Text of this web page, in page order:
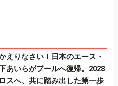
えりなさい！日本のエース・
あいらがプールへ復帰。2028
スへ、共に踏み出した第一歩